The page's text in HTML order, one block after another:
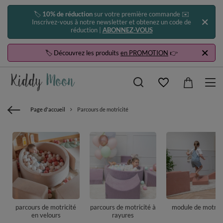
🏷️ 10% de réductionsur votre première commande ✉️
Inscrivez-vous à notre newsletter et obtenez un code de
réduction | ABONNEZ-VOUS
🏷️ Découvrez les produits en PROMOTION 👉
Page d'accueil Parcours de motricité
parcours de motricité
en velours
parcours de motricité à
rayures
module de